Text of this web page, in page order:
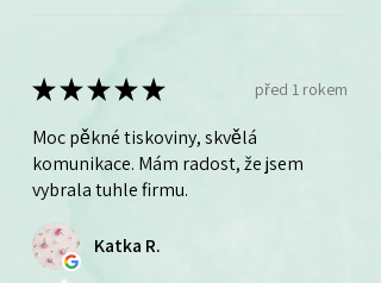
★★★★★ před 1 rokem
Moc pěkné tiskoviny, skvělá
komunikace. Mám radost, že jsem
vybrala tuhle firmu.
Katka R.